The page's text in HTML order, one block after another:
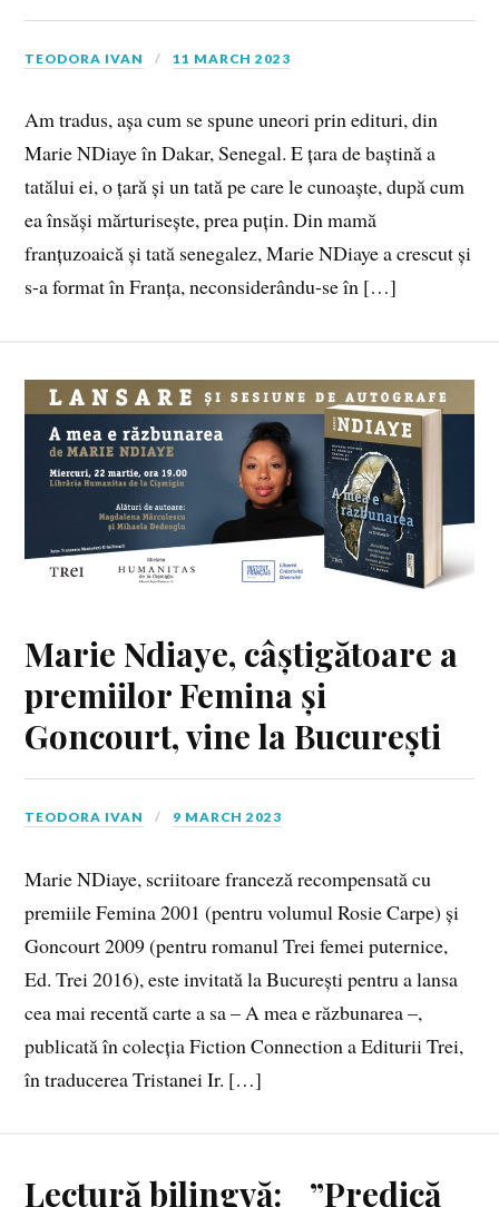
TEODORA IVAN 11 MARCH 2023
Am tradus, așa cum se spune uneori prin edituri, din
Marie NDiaye în Dakar, Senegal. E țara de baștină a
tatălui ei, o țară și un tată pe care le cunoaște, după cum
ea însăși mărturisește, prea puțin. Din mamă
franțuzoaică și tată senegalez, Marie NDiaye a crescut și
s-a format în Franța, neconsiderându-se în […]
Marie Ndiaye, câștigătoare a
premiilor Femina și
Goncourt, vine la București
TEODORA IVAN 9 MARCH 2023
Marie NDiaye, scriitoare franceză recompensată cu
premiile Femina 2001 (pentru volumul Rosie Carpe) și
Goncourt 2009 (pentru romanul Trei femei puternice,
Ed. Trei 2016), este invitată la București pentru a lansa
cea mai recentă carte a sa – A mea e răzbunarea –,
publicată în colecția Fiction Connection a Editurii Trei,
în traducerea Tristanei Ir. […]
Lectură bilingvă: ”Predică